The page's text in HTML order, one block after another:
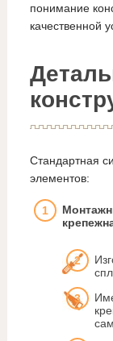
понимание
качественной
Стандартная
элементов: